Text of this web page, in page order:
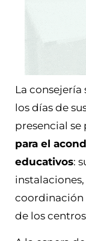
La
los días de
presencial se
para el
educativos:
coordinación
de los